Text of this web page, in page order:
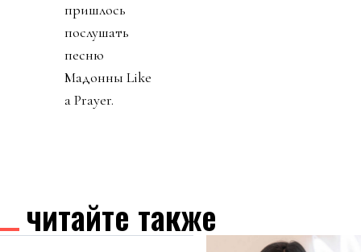
пришлось
послушать
песню
Мадонны Like
a Prayer.
читайте также